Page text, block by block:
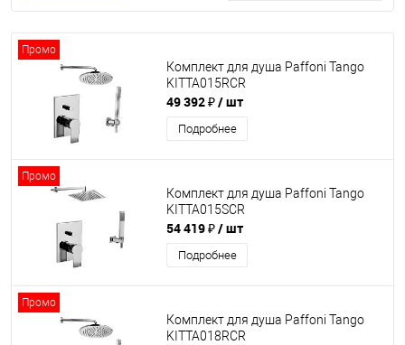
Промо
Комплект для душа Paffoni Tango
KITTA015RCR
49 392 ₽/ шт
Подробнее
Промо
Комплект для душа Paffoni Tango
KITTA015SCR
54 419 ₽/ шт
Подробнее
Промо
Комплект для душа Paffoni Tango
KITTA018RCR